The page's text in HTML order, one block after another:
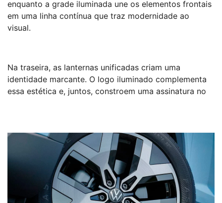
enquanto a grade iluminada une os elementos frontais
em uma linha contínua que traz modernidade ao
visual.
Na traseira, as lanternas unificadas criam uma
identidade marcante. O logo iluminado complementa
essa estética e, juntos, constroem uma assinatura no